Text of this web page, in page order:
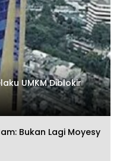
UMKM Diblokir
Bukan Lagi Moyesy